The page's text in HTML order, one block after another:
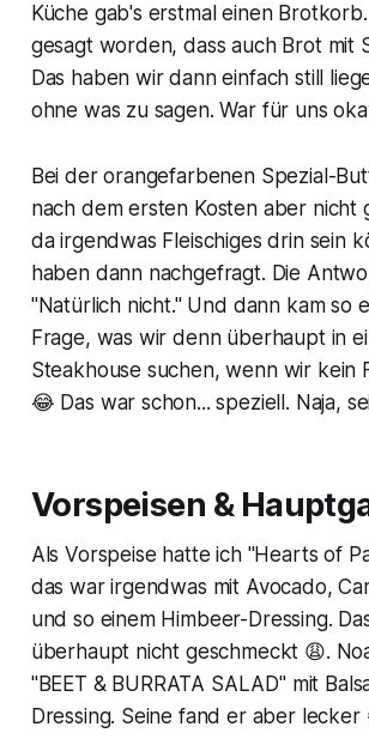
Küche gab's erstmal einen
gesagt worden, dass auch Brot mit
Das haben wir dann einfach still
ohne was zu sagen. War für uns
Bei der orangefarbenen Spezial-
nach dem ersten Kosten aber nicht
da irgendwas Fleischiges drin sein
haben dann nachgefragt. Die
"Natürlich nicht." Und dann kam so
Frage, was wir denn überhaupt in
Steakhouse suchen, wenn wir kein
😂 Das war schon... speziell. Naja,
Vorspeisen &
Als Vorspeise hatte ich "Hearts of
das war irgendwas mit Avocado,
und so einem Himbeer-Dressing.
überhaupt nicht geschmeckt 😩.
"BEET & BURRATA SALAD" mit
Dressing. Seine fand er aber lecker